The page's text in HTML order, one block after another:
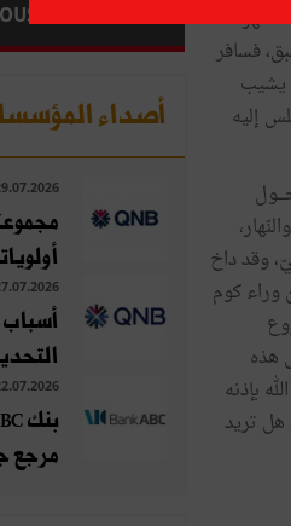
شهرته
فسافر
يشيب
إليه
والنّهار،
وقدداخ
وراءكوم
هذه
الله بإذنه
هل تريد
أصداء
أسباب
مرجع